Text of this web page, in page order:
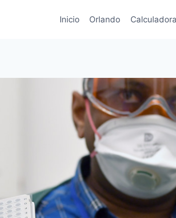
Inicio Orlando